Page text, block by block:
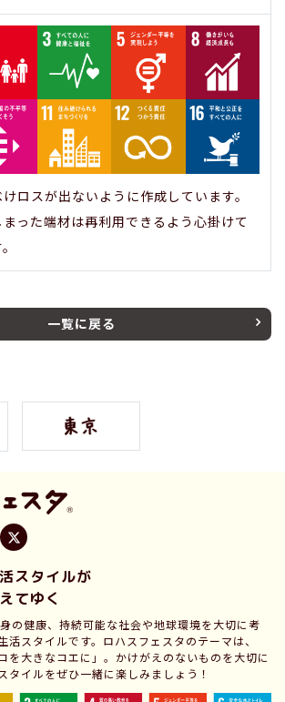
ロスが出ないように作成しています。
まった端材は再利用できるよう心掛けて
一覧に戻る
スタイルが
てゆく
身の健康、持続可能な社会や地球環境を大切に考
活スタイルです。ロハスフェスタのテーマは、
を大きなコエに」。かけがえのないものを大切に
タイルをぜひ一緒に楽しみましょう！